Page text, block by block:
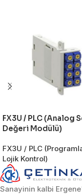
FX3U / PLC (Analog
Değeri Modülü)
FX3U / PLC
Lojik Kontrol)
Sanayinin kalbi